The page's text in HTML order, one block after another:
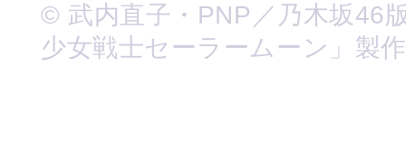
© 武内直子・PNP／乃木坂46
少女戦士セーラームーン」製